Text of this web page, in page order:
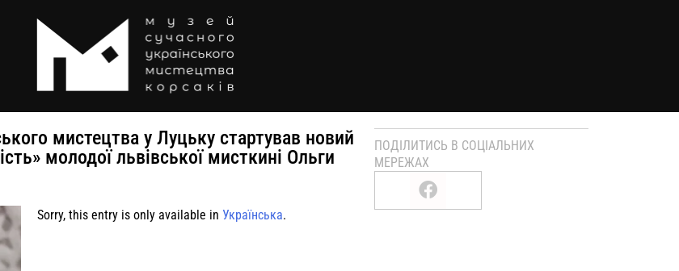
мистецтва у Луцьку стартував новий
молодої львівської мисткині Ольги
Sorry, this entry is only available in Українська.
ПОДІЛИТИСЬ В СОЦІАЛЬНИХ
МЕРЕЖАХ